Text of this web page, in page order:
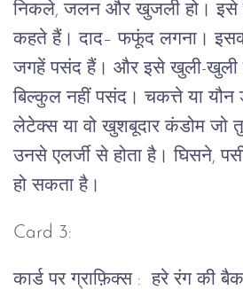
निकले, जलन और खुजली हो। इसे
कहते हैं। दाद– फफूंद लगना। इसको
जगहें पसंद हैं। और इसे खुली-खुली
बिल्कुल नहीं पसंद। चकत्ते या यौन
लेटेक्स या वो खुशबूदार कंडोम जो
उनसे एलर्जी से होता है। घिसने,
हो सकता है।
Card 3:
कार्ड पर ग्राफ़िक्स : हरे रंग की